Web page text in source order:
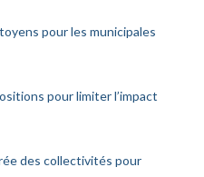
pour les municipales
pour limiter l’impact
des collectivités pour